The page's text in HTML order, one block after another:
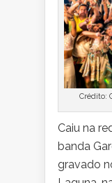
Crédito:
Caiu na
banda
gravado